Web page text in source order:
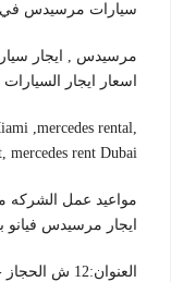
سيارات مرسيدس في
مرسيدس , ايجار
اسعار ايجار
,mercedes rental,
mercedes rent Dubai
مواعيد عمل
ايجار مرسيدس فيانو
العنوان:12 ش الحجاز -ميدان المحكمة -مصر الجديدة